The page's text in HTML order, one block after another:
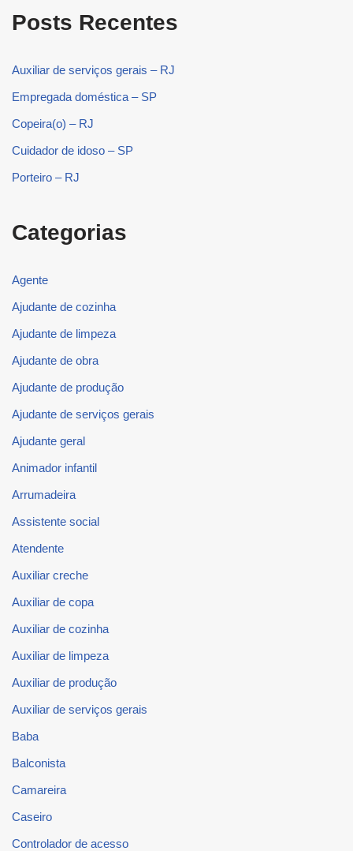
Posts Recentes
Auxiliar de serviços gerais – RJ
Empregada doméstica – SP
Copeira(o) – RJ
Cuidador de idoso – SP
Porteiro – RJ
Categorias
Agente
Ajudante de cozinha
Ajudante de limpeza
Ajudante de obra
Ajudante de produção
Ajudante de serviços gerais
Ajudante geral
Animador infantil
Arrumadeira
Assistente social
Atendente
Auxiliar creche
Auxiliar de copa
Auxiliar de cozinha
Auxiliar de limpeza
Auxiliar de produção
Auxiliar de serviços gerais
Baba
Balconista
Camareira
Caseiro
Controlador de acesso